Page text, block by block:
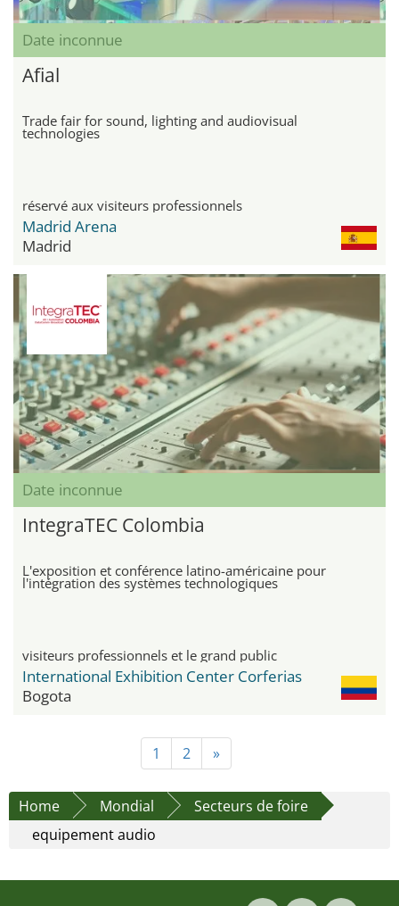
Date inconnue
Afial
Trade fair for sound, lighting and audiovisual
technologies
réservé aux visiteurs professionnels
Madrid Arena
Madrid
Date inconnue
IntegraTEC Colombia
L'exposition et conférence latino-américaine pour
l'intégration des systèmes technologiques
visiteurs professionnels et le grand public
International Exhibition Center Corferias
Bogota
1 2 »
Home Mondial
Secteurs de foire
equipement audio